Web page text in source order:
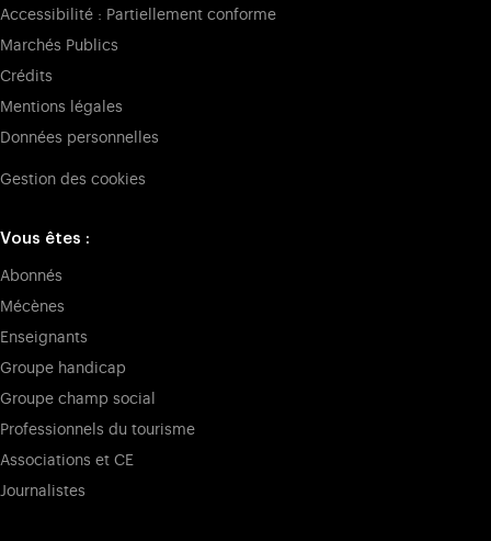
Accessibilité : Partiellement conforme
Marchés Publics
Crédits
Mentions légales
Données personnelles
Gestion des cookies
Vous êtes :
Abonnés
Mécènes
Enseignants
Groupe handicap
Groupe champ social
Professionnels du tourisme
Associations et CE
Journalistes